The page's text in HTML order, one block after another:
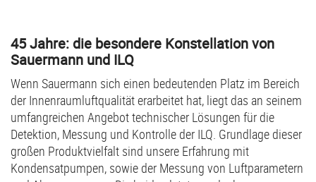
45 Jahre: die besondere Konstellation von
Sauermann und ILQ
Wenn Sauermann sich einen bedeutenden Platz im Bereich
der Innenraumluftqualität erarbeitet hat, liegt das an seinem
umfangreichen Angebot technischer Lösungen für die
Detektion, Messung und Kontrolle der ILQ. Grundlage dieser
großen Produktvielfalt sind unsere Erfahrung mit
Kondensatpumpen, sowie der Messung von Luftparametern